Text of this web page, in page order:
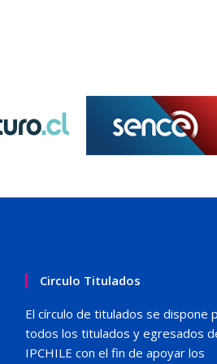
Circulo Titulados
El círculo de titulados se dispone
todos los titulados y egresados
IPCHILE con el fin de apoyar los